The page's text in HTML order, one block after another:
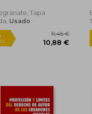
Tapa
Usado